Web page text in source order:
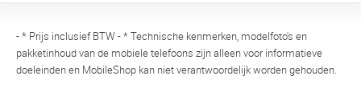
- * Prijs inclusief BTW - * Technische kenmerken, modelfoto's en
pakketinhoud van de mobiele telefoons zijn alleen voor informatieve
doeleinden en MobileShop kan niet verantwoordelijk worden gehouden.